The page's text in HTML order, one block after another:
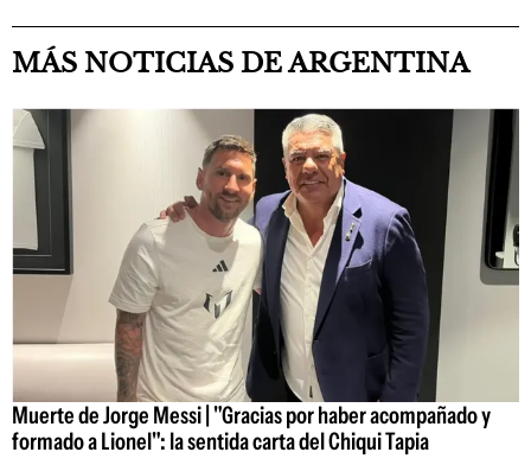
MÁS NOTICIAS DE ARGENTINA
Muerte de Jorge Messi | "Gracias por haber acompañado y
formado a Lionel": la sentida carta del Chiqui Tapia